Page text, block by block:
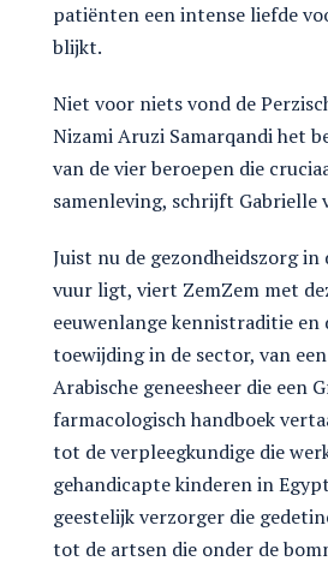
patiënten een intense liefde
blijkt.
Niet voor niets vond de
Nizami Aruzi Samarqandi het
van de vier beroepen die
samenleving, schrijft Gabrielle
Juist nu de gezondheidszorg in
vuur ligt, viert ZemZem met
eeuwenlange kennistraditie en
toewijding in de sector, van
Arabische geneesheer die een
farmacologisch handboek
tot de verpleegkundige die
gehandicapte kinderen in
geestelijk verzorger die
tot de artsen die onder de